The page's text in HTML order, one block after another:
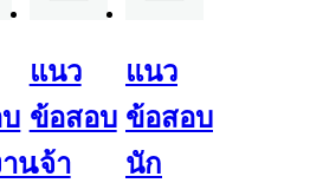
น
แนว
ข้อสอบ
เจ้า
แนว
ข้อสอบ
นัก